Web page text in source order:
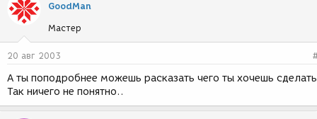
GoodMan
Мастер
20 авг 2003
А ты поподробнее можешь расказать чего ты хочешь
Так ничего не понятно..